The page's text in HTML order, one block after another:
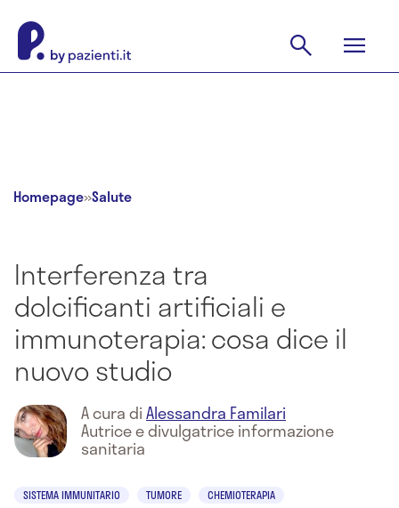
Homepage»Salute
Interferenza tra
dolcificanti artificiali e
immunoterapia: cosa dice il
nuovo studio
A cura diAlessandra Familari
Autrice e divulgatrice informazione
sanitaria
SISTEMA IMMUNITARIO TUMORE
CHEMIOTERAPIA